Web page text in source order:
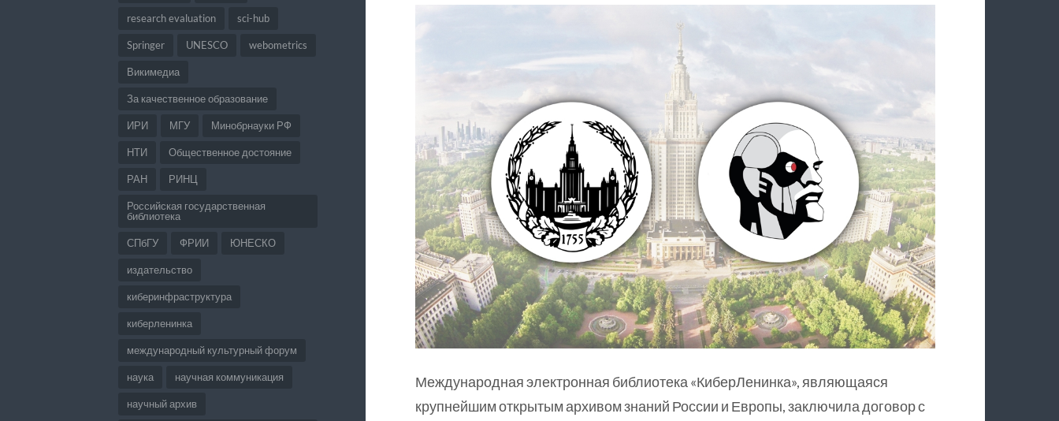
research evaluation sci-hub
Springer UNESCO webometrics
Викимедиа
За качественное образование
ИРИ МГУ Минобрнауки РФ
НТИ Общественное достояние
РАН РИНЦ
Российская государственная
библиотека
СПбГУ ФРИИ ЮНЕСКО
издательство
киберинфраструктура
киберленинка
международный культурный форум
наука научная коммуникация
научный архив
Международная электронная библиотека «КиберЛенинка», являющаяся
крупнейшим открытым архивом знаний России и Европы, заключила договор с